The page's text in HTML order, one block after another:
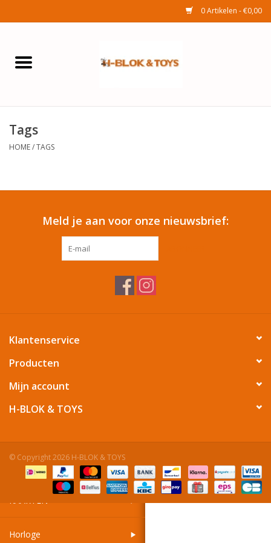
0 Artikelen - €0,00
Home
Huishouden
Speelgoed
Seizoenenartikelen
School
OUTLET
KAARTEN
Horloge
Tags
HOME/TAGS
Meld je aan voor onze nieuwsbrief:
Klantenservice
Producten
Mijn account
H-BLOK & TOYS
© Copyright 2026 H-BLOK & TOYS